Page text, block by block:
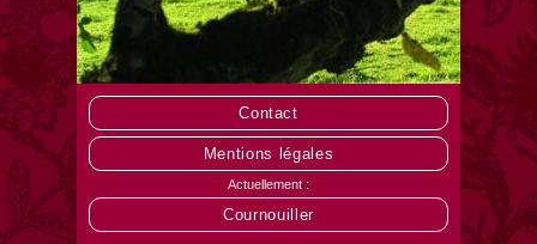
Contact
Mentions légales
Actuellement :
Cournouiller